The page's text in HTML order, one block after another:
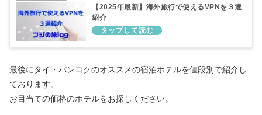
【2025年最新】海外旅行で使えるVPNを３選
紹介
最後にタイ・バンコクのオススメの宿泊ホテルを値段別で紹介し
ております。
お目当ての価格のホテルをお探しください。